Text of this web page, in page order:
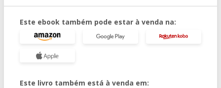
Este ebook também pode estar à venda na:
Este livro também está à venda em: